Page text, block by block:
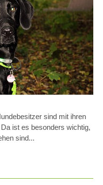
sind mit ihren
ist es besonders wichtig,
sind...